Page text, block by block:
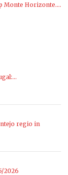
Monte Horizonte....
regio in
2026